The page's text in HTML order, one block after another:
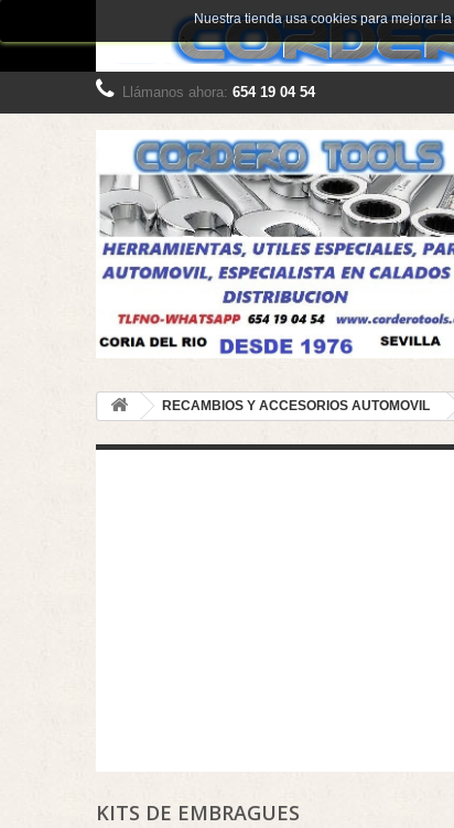
Llámanos ahora: 654 19 04 54
Nuestra tienda usa cookies para mejorar
RECAMBIOS Y ACCESORIOS AUTOMOVIL
KITS DE EMBRAGUES